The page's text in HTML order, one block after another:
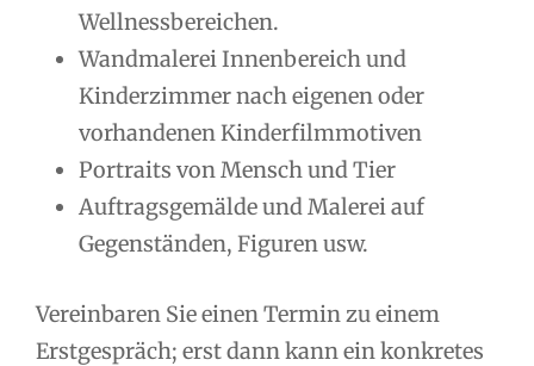
Wellnessbereichen.
Wandmalerei Innenbereich und
Kinderzimmer nach eigenen oder
vorhandenen Kinderfilmmotiven
Portraits von Mensch und Tier
Auftragsgemälde und Malerei auf
Gegenständen, Figuren usw.
Vereinbaren Sie einen Termin zu einem
Erstgespräch; erst dann kann ein konkretes